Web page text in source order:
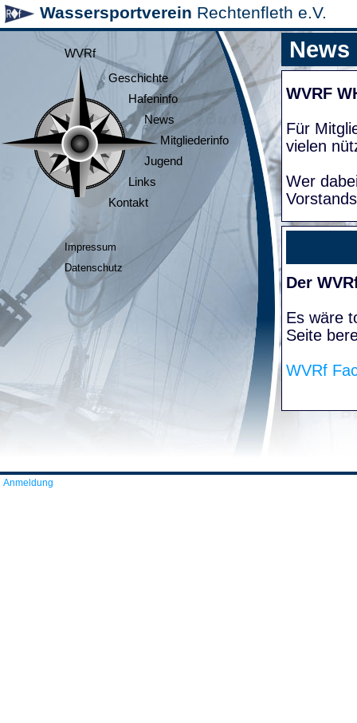
Wassersportverein Rechtenfleth e.V.
WVRf
Geschichte
Hafeninfo
News
Mitgliederinfo
Jugend
Links
Kontakt
Impressum
Datenschutz
News
WVRF
Für
vielen
Wer
Der
Es wäre
Seite
WVRf
Anmeldung